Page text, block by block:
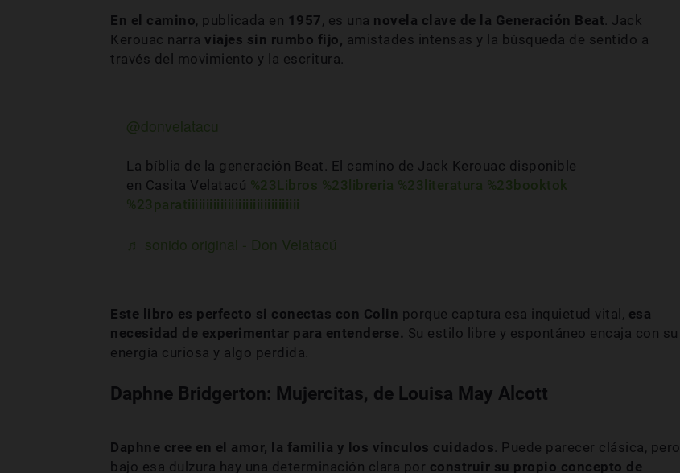
En el camino, publicada en 1957, es una novela clave de la Generación Beat . Jack
Kerouac narra viajes sin rumbo fijo, amistades intensas y la búsqueda de sentido a
través del movimiento y la escritura.
@donvelatacu
La bíblia de la generación Beat. El camino de Jack Kerouac disponible
en Casita Velatacú %23Libros %23libreria %23literatura %23booktok
%23paratiiiiiiiiiiiiiiiiiiiiiiiiiiiiiii
♬ sonido original - Don Velatacú
Este libro es perfecto si conectas con Colin porque captura esa inquietud vital, esa
necesidad de experimentar para entenderse. Su estilo libre y espontáneo encaja con su
energía curiosa y algo perdida.
Daphne Bridgerton: Mujercitas, de Louisa May Alcott
Daphne cree en el amor, la familia y los vínculos cuidados. Puede parecer clásica, pero
bajo esa dulzura hay una determinación clara por construir su propio concepto de